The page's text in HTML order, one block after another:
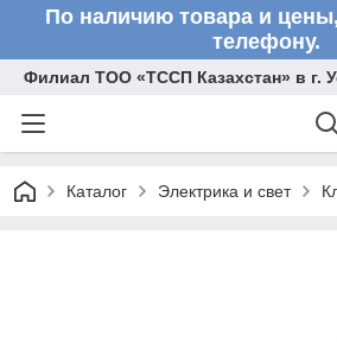
По наличию товара и
телефону.
Филиал ТОО «ТССП Казахстан» в г.
Каталог Электрика и свет